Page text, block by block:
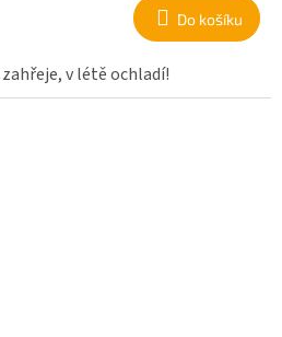
Do košíku
v létě ochladí!